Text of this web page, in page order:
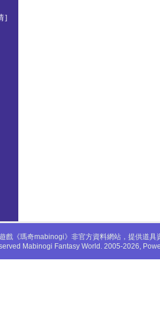
]
戲《瑪奇mabinogi》非官方資料網站，提供道
Mabinogi Fantasy World. 2005-2026,